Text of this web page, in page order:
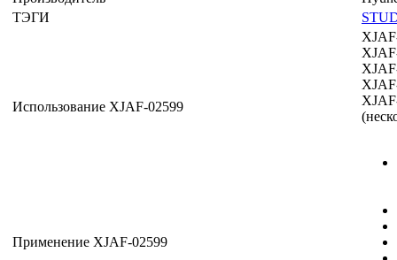
ТЭГИ
Использование XJAF-02599
Применение XJAF-02599